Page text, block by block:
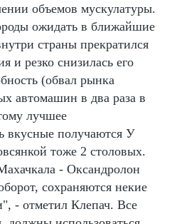
объемов мускулатуры.
ожидать в ближайшие
страны прекратился
и резко снизилась его
(обвал рынка
автомашин в два раза в
лучшее
вкусные получаются У
тоже 2 столовых.
- Оксандролон
сохраняются некие
- отметил Клепач. Все